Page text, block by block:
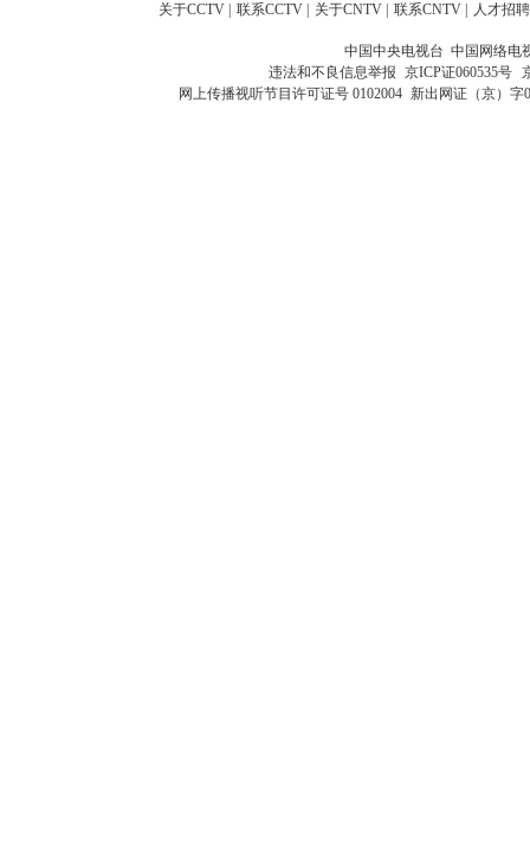
关于CCTV 联系CCTV 关于CNTV 联系CNTV 人才招聘
中国中央电视台 中国网络电
违法和不良信息举报 京ICP证060535号
网上传播视听节目许可证号 0102004 新出网证（京）